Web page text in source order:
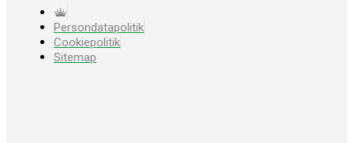
Persondatapolitik
Cookiepolitik
Sitemap